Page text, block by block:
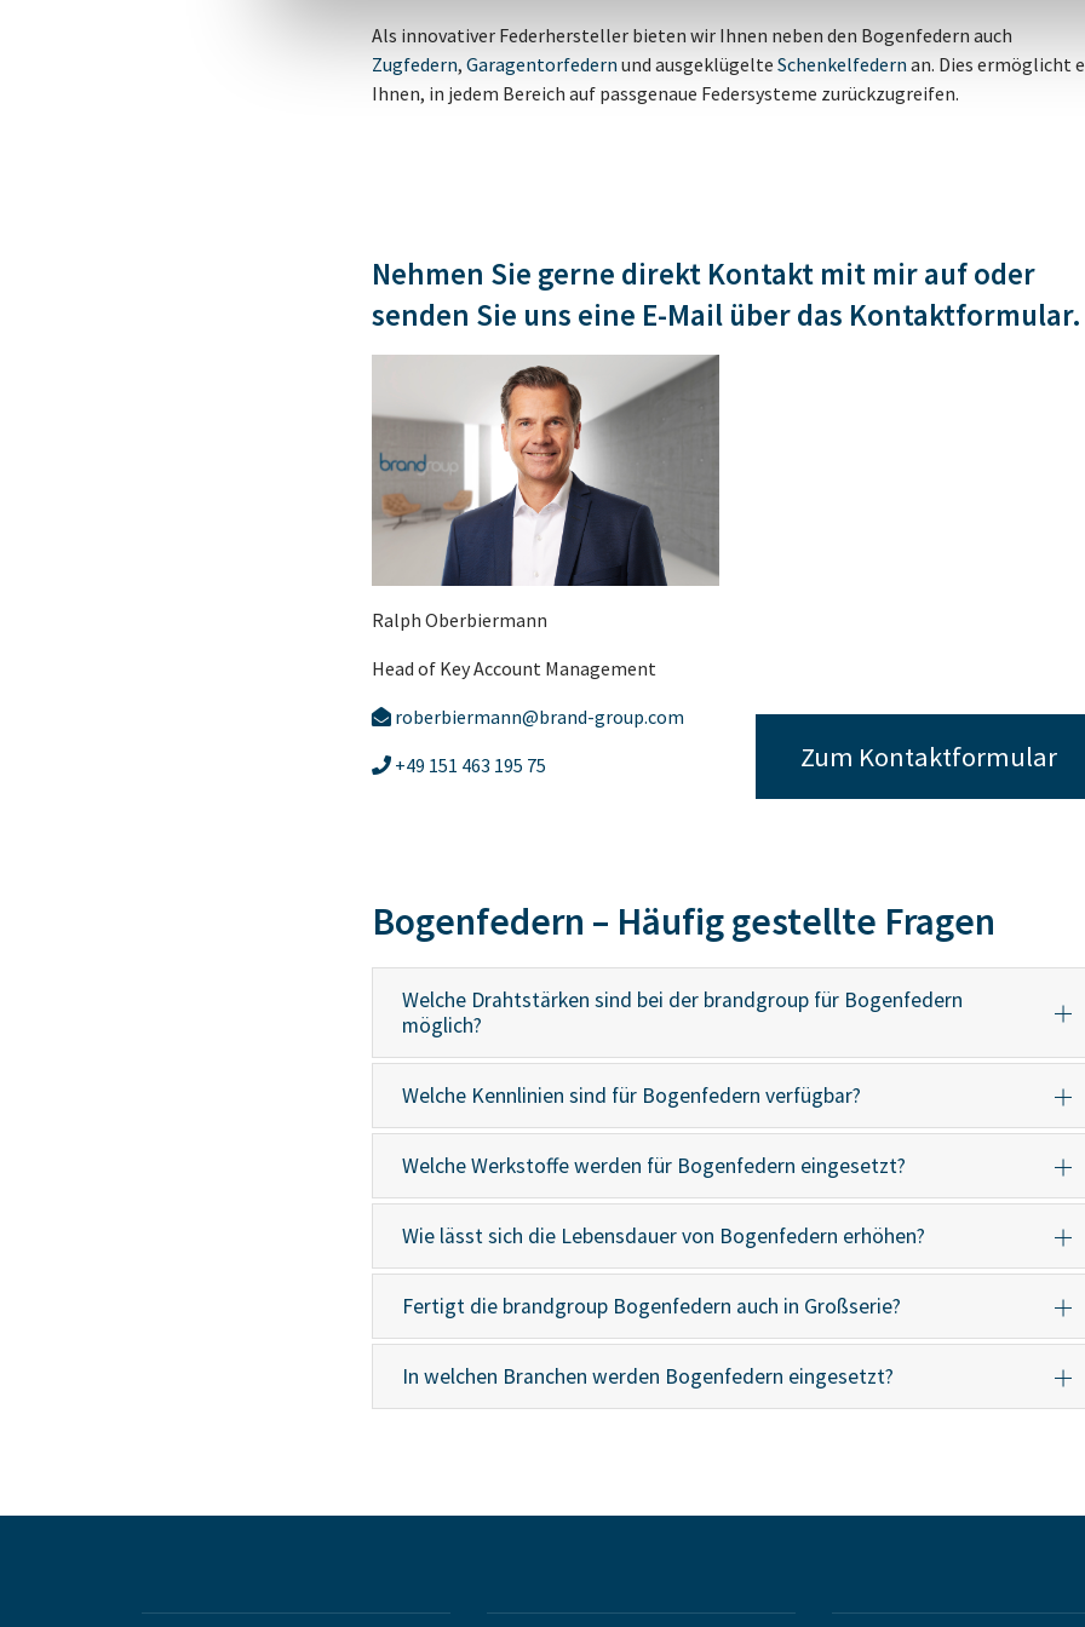
Als innovativer Federhersteller bieten wir Ihnen neben den Bogenfedern auch
Zugfedern, Garagentorfedern und ausgeklügelte Schenkelfedern an. Dies ermöglicht
Ihnen, in jedem Bereich auf passgenaue Federsysteme zurückzugreifen.
Nehmen Sie gerne direkt Kontakt mit mir auf oder
senden Sie uns eine E-Mail über das Kontaktformular.
Ralph Oberbiermann
Head of Key Account Management
roberbiermann@brand-group.com
+49 151 463 195 75
Zum Kontaktformular
Bogenfedern – Häufig gestellte Fragen
Welche Drahtstärken sind bei der brandgroup für Bogenfedern
möglich?
Welche Kennlinien sind für Bogenfedern verfügbar?
Welche Werkstoffe werden für Bogenfedern eingesetzt?
Wie lässt sich die Lebensdauer von Bogenfedern erhöhen?
Fertigt die brandgroup Bogenfedern auch in Großserie?
In welchen Branchen werden Bogenfedern eingesetzt?